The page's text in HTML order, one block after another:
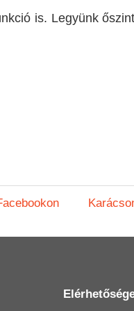
is. Legyünk
Next